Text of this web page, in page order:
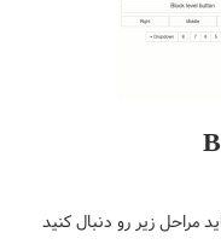
مراحل زیر رو دنبال کنید